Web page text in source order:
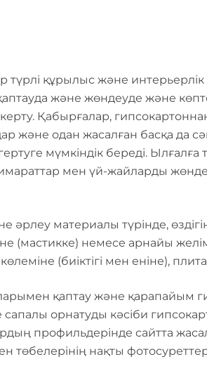
түрлі құрылыс және
және жөндеуде және
Қабырғалар,
және одан жасалған басқа да
мүмкіндік береді. Ылғалға
мен үй-жайларды
материалы түрінде,
(мастикке) немесе арнайы
(биіктігі мен еніне),
қаптау және қарапайым
орнатуды кәсіби
профильдерінде сайтта
төбелерінің нақты